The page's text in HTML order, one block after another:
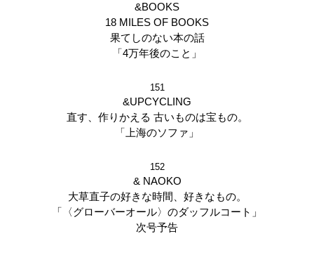
&BOOKS
18 MILES OF BOOKS
果てしのない本の話
「4万年後のこと」
151
&UPCYCLING
直す、作りかえる 古いものは宝もの。
「上海のソファ」
152
& NAOKO
大草直子の好きな時間、好きなもの。
「〈グローバーオール〉のダッフルコート」
次号予告